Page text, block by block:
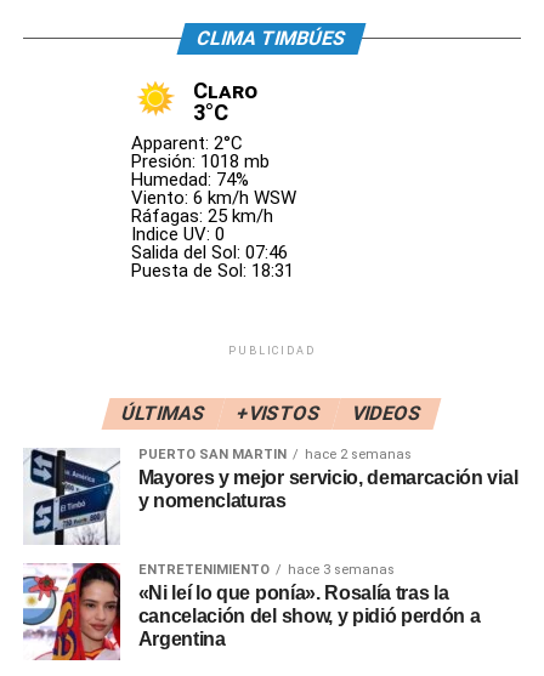
idoneidad», reconoció.
El dirigente neonazi Alejandro Biondini
«La primera medida con la que estoy de acuerdo. Hasta
INADIsólo había servido para perseguir al
Nacionalismo y otras expresiones. Era una herramienta
para coartar la libertad de opinión en forma arbitraria y
selectiva. Me alegra que lo desmantelen», dijo
, que será la encargada del desmantelamiento.
«No vamos a seguir financiando ni rosca política ni lugares
donde se paguen favores políticos, ni donde hayan
decenas o cientos de puestos jerárquicos que no suman
nada», insistióAdorni. «Hay un sin fin de institutos que el
Presidente está decidido a cerrar o desmantelar», agregó.
«Los trámites burocráticos no siempre son tan sencillos,
lamentablemente la burocracia pone algunos límites. Nos
encantaría que el INADI esté cerrado hoy, pero no se
puede», continuó el vocero en conferencia de prensa.
CLIMA TIMBÚES
Claro
3°C
Apparent: 2°C
Presión: 1018 mb
Humedad: 74%
Viento: 6 km/h WSW
Ráfagas: 25 km/h
Indice UV: 0
Salida del Sol: 07:46
Puesta de Sol: 18:31
PUBLICIDAD
ÚLTIMAS +VISTOS VIDEOS
PUERTO SAN MARTIN hace 2 semanas
Mayores y mejor servicio, demarcación vial
y nomenclaturas
ENTRETENIMIENTO hace 3 semanas
«Ni leí lo que ponía». Rosalía tras la
cancelación del show, y pidió perdón a
Argentina